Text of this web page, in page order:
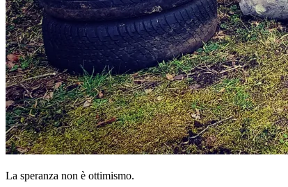
La speranza non è ottimismo.